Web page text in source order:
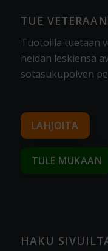
TUE
Tuotoilla tuetaan
heidän leskiensä
sotasukupolven
LAHJOITA
TULE MUKAAN
HAKU